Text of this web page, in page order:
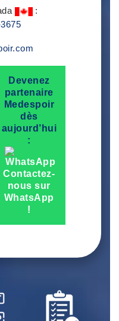
:
Devenez
partenaire
Medespoir
dès
aujourd’hui
:
Contactez-
nous sur
WhatsApp
!